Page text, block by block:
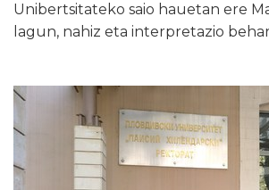
Unibertsitateko saio hauetan ere
lagun, nahiz eta interpretazio